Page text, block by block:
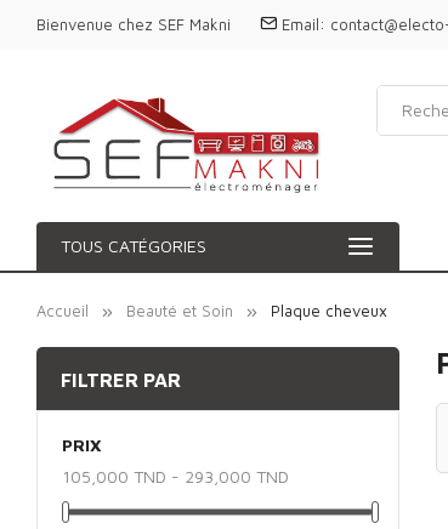
Bienvenue chez SEF Makni Email:
TOUS CATÉGORIES
Accueil Beauté et Soin Plaque cheveux
FILTRER PAR
PRIX
105,000 TND - 293,000 TND